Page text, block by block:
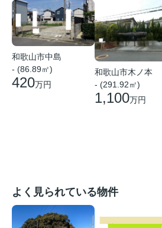
和歌山市中島
- (86.89㎡)
420万円
和歌山市木ノ本
- (291.92㎡)
1,100万円
よく見られている物件